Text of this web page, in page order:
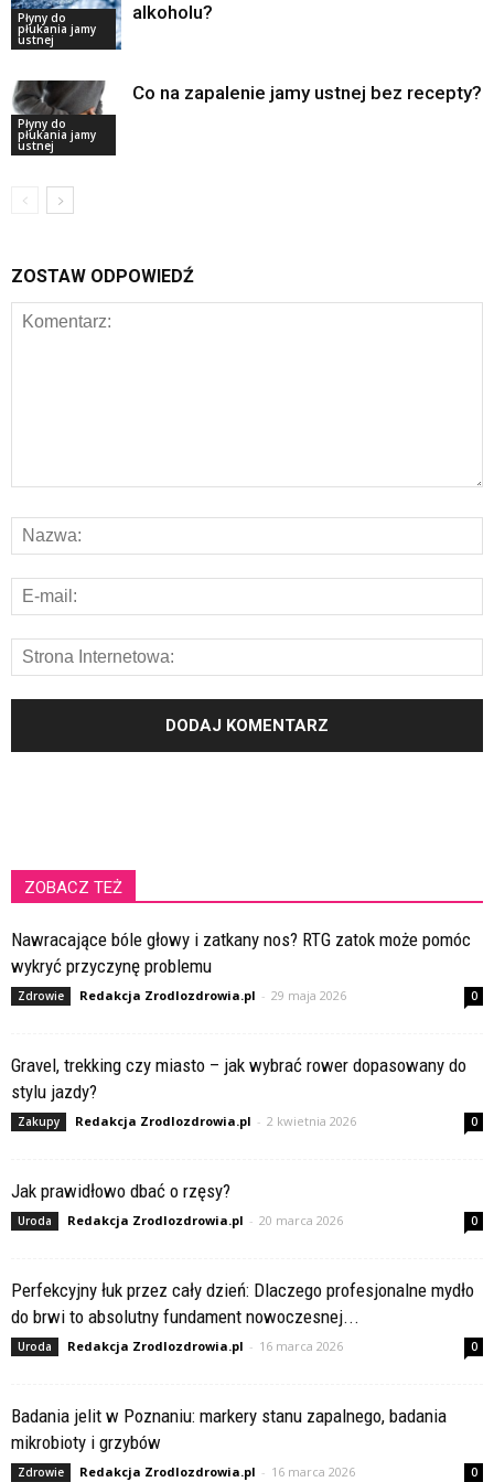
Płyny do
płukania jamy
ustnej
alkoholu?
Płyny do
płukania jamy
ustnej
Co na zapalenie jamy ustnej bez recepty?
ZOSTAW ODPOWIEDŹ
ZOBACZ TEŻ
Nawracające bóle głowy i zatkany nos? RTG zatok może pomóc
wykryć przyczynę problemu
Zdrowie Redakcja Zrodlozdrowia.pl - 29 maja 2026 0
Gravel, trekking czy miasto – jak wybrać rower dopasowany do
stylu jazdy?
Zakupy Redakcja Zrodlozdrowia.pl - 2 kwietnia 2026 0
Jak prawidłowo dbać o rzęsy?
Uroda Redakcja Zrodlozdrowia.pl - 20 marca 2026 0
Perfekcyjny łuk przez cały dzień: Dlaczego profesjonalne mydło
do brwi to absolutny fundament nowoczesnej...
Uroda Redakcja Zrodlozdrowia.pl - 16 marca 2026 0
Badania jelit w Poznaniu: markery stanu zapalnego, badania
mikrobioty i grzybów
Zdrowie Redakcja Zrodlozdrowia.pl - 16 marca 2026 0